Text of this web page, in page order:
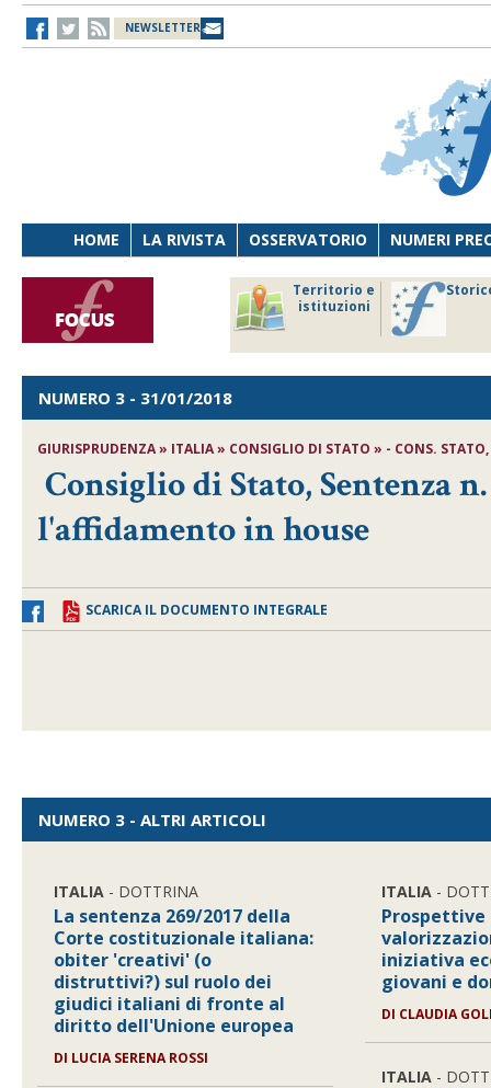
NEWSLETTER
HOME LA RIVISTA OSSERVATORIO NUMERI
Territorio e
istituzioni
NUMERO 3 - 31/01/2018
GIURISPRUDENZA » ITALIA » CONSIGLIO DI STATO » - CONS.
Consiglio di Stato, Sentenza
l'affidamento in house
SCARICA IL DOCUMENTO INTEGRALE
NUMERO 3 - ALTRI ARTICOLI
ITALIA - DOTTRINA
La sentenza 269/2017 della
Corte costituzionale italiana:
obiter 'creativi' (o
distruttivi?) sul ruolo dei
giudici italiani di fronte al
diritto dell'Unione europea
DI LUCIA SERENA ROSSI
ITALIA -
Prospettive
iniziativa
giovani e
DI CLAUDIA
ITALIA -